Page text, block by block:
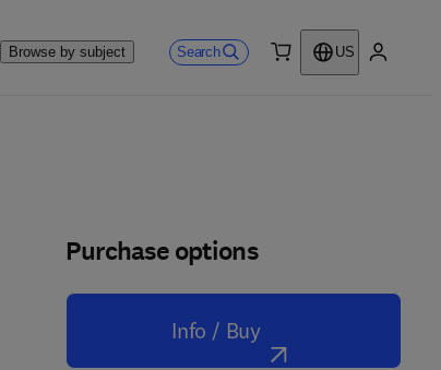
Browse by subject Search
US
Purchase options
Info / Buy